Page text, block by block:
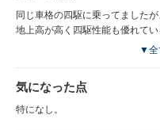
同じ車格の四駆に乗ってました
地上高が高く四駆性能も優れて
ます。 欧州車は基本的に消耗部
メンテするのは当たり前と思っ
ないはずです。 今どきの恥ずか
▼全
気になった点
特になし。